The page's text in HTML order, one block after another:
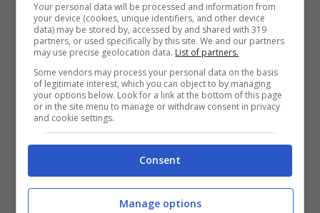
2050€
VERIFICA
Mostra Informazioni
DAZNBet
Benvenuto Sport 50% fino a 50€ + 150€
Your personal data will be processed and information from
your device (cookies, unique identifiers, and other device
data) may be stored by, accessed by and shared with 319
partners, or used specifically by this site. We and our partners
may use precise geolocation data. List of partners.
Some vendors may process your personal data on the basis
of legitimate interest, which you can object to by managing
your options below. Look for a link at the bottom of this page
or in the site menu to manage or withdraw consent in privacy
and cookie settings.
Consent
Manage options